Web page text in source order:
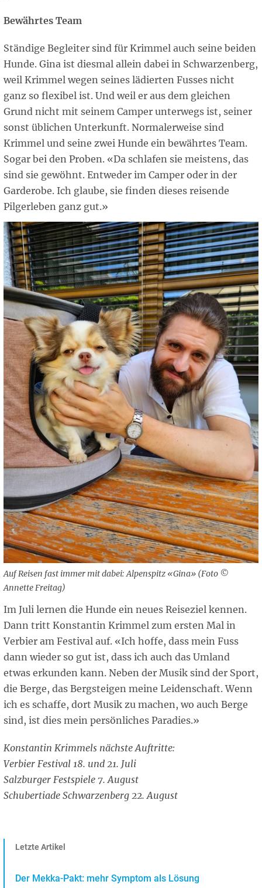
Bewährtes Team
Ständige Begleiter sind für Krimmel auch seine beiden
Hunde. Gina ist diesmal allein dabei in Schwarzenberg,
weil Krimmel wegen seines lädierten Fusses nicht
ganz so flexibel ist. Und weil er aus dem gleichen
Grund nicht mit seinem Camper unterwegs ist, seiner
sonst üblichen Unterkunft. Normalerweise sind
Krimmel und seine zwei Hunde ein bewährtes Team.
Sogar bei den Proben. «Da schlafen sie meistens, das
sind sie gewöhnt. Entweder im Camper oder in der
Garderobe. Ich glaube, sie finden dieses reisende
Pilgerleben ganz gut.»
Auf Reisen fast immer mit dabei: Alpenspitz «Gina» (Foto ©
Annette Freitag)
Im Juli lernen die Hunde ein neues Reiseziel kennen.
Dann tritt Konstantin Krimmel zum ersten Mal in
Verbier am Festival auf. «Ich hoffe, dass mein Fuss
dann wieder so gut ist, dass ich auch das Umland
etwas erkunden kann. Neben der Musik sind der Sport,
die Berge, das Bergsteigen meine Leidenschaft. Wenn
ich es schaffe, dort Musik zu machen, wo auch Berge
sind, ist dies mein persönliches Paradies.»
Konstantin Krimmels nächste Auftritte:
Verbier Festival 18. und 21. Juli
Salzburger Festspiele 7. August
Schubertiade Schwarzenberg 22. August
Letzte Artikel
Der Mekka-Pakt: mehr Symptom als Lösung